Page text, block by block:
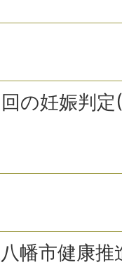
の妊娠判
幡市健康